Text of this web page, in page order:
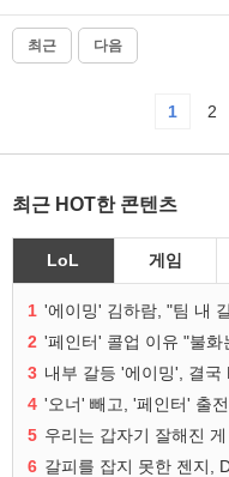
최근 다음
1 2
최근 HOT한 콘텐츠
LoL 게임
1 '에이밍' 김하람, "팀 내
2
3 내부 갈등 '에이밍', 결국
4 '오너' 빼고, '페인터' 출
5 우리는 갑자기 잘해진
6 갈피를 잡지 못한 젠지,